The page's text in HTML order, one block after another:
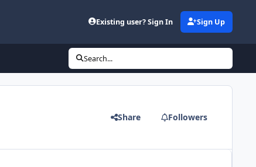
Existing user? Sign In Sign Up
Search...
Share Followers